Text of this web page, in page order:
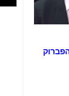
של הפברוק